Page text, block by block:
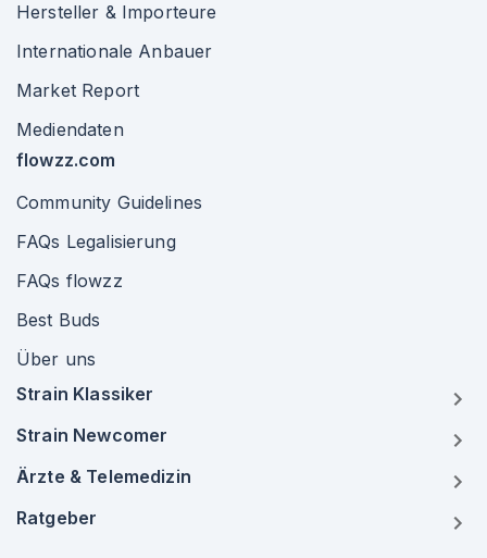
Hersteller & Importeure
Internationale Anbauer
Market Report
Mediendaten
flowzz.com
Community Guidelines
FAQs Legalisierung
FAQs flowzz
Best Buds
Über uns
Strain Klassiker
Strain Newcomer
Ärzte & Telemedizin
Ratgeber